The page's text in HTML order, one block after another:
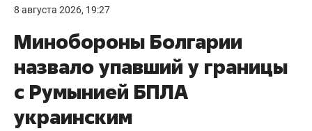
8 августа 2026, 19:27
Минобороны Болгарии
назвало упавший у границы
с Румынией БПЛА
украинским